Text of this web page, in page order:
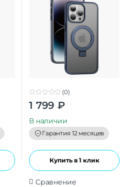
0
t
o
f
5
(0)
1 799 ₽
В наличии
Гарантия 12 месяцев
Купить в 1 клик
Сравнение